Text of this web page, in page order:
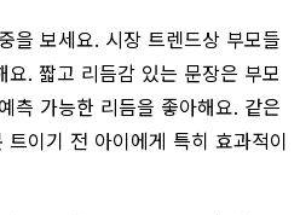
을 보세요. 시장 트렌드상 부모들
. 짧고 리듬감 있는 문장은 부모
측 가능한 리듬을 좋아해요. 같은
이기 전 아이에게 특히 효과적이